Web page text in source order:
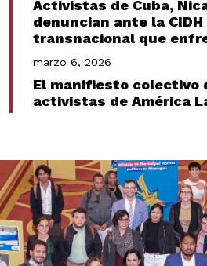
Activistas de Cuba,
denuncian ante la
transnacional que
marzo 6, 2026
El manifiesto colectivo
activistas de América